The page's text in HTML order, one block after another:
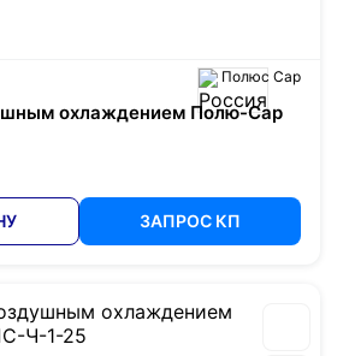
Полюс Сар
охлаждением Полю-Сар
ЗАПРОС КП